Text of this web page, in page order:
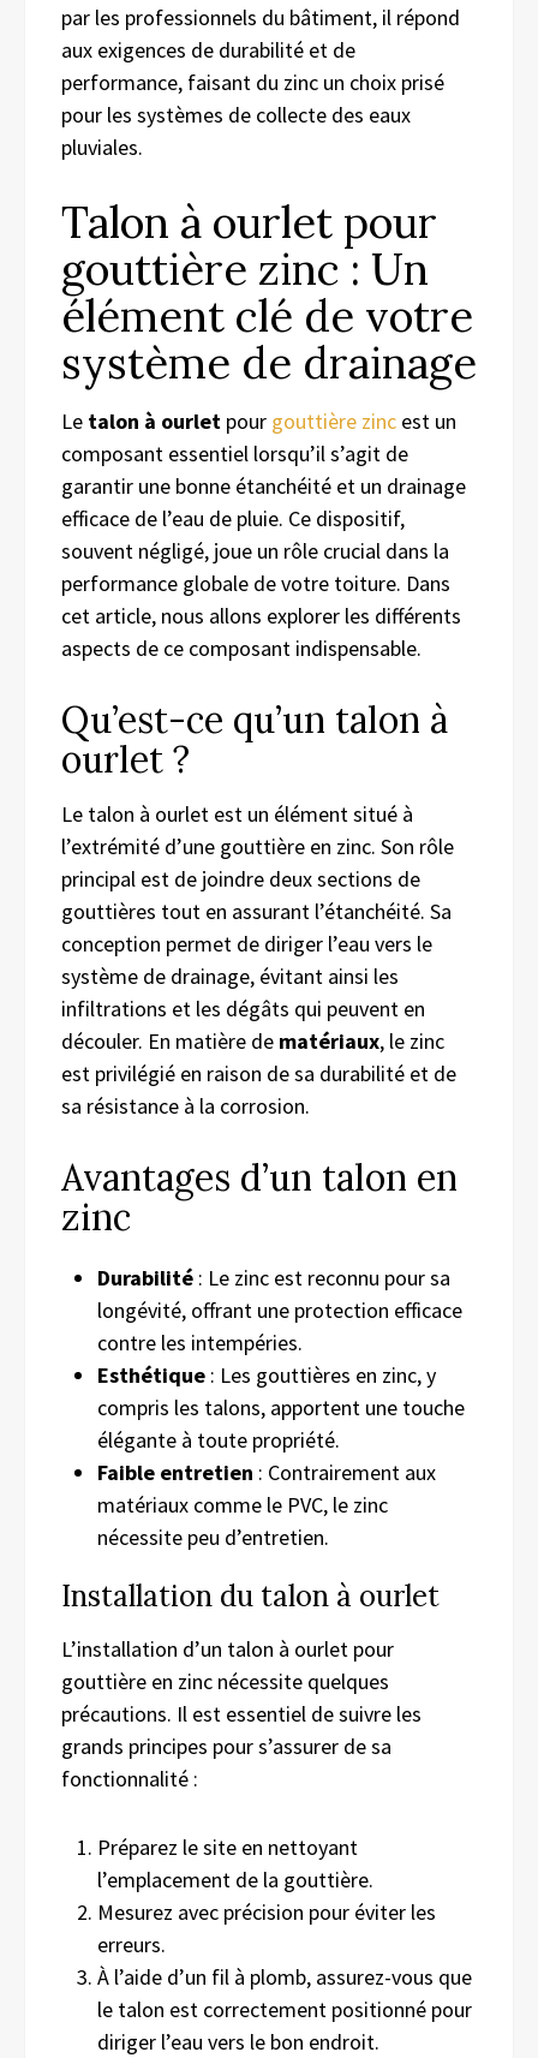
par les professionnels du bâtiment, il répond
aux exigences de durabilité et de
performance, faisant du zinc un choix prisé
pour les systèmes de collecte des eaux
pluviales.
Talon à ourlet pour
gouttière zinc : Un
élément clé de votre
système de drainage
Le talon à ourlet pour gouttière zinc est un
composant essentiel lorsqu’il s’agit de
garantir une bonne étanchéité et un drainage
efficace de l’eau de pluie. Ce dispositif,
souvent négligé, joue un rôle crucial dans la
performance globale de votre toiture. Dans
cet article, nous allons explorer les différents
aspects de ce composant indispensable.
Qu’est-ce qu’un talon à
ourlet ?
Le talon à ourlet est un élément situé à
l’extrémité d’une gouttière en zinc. Son rôle
principal est de joindre deux sections de
gouttières tout en assurant l’étanchéité. Sa
conception permet de diriger l’eau vers le
système de drainage, évitant ainsi les
infiltrations et les dégâts qui peuvent en
découler. En matière de matériaux, le zinc
est privilégié en raison de sa durabilité et de
sa résistance à la corrosion.
Avantages d’un talon en
zinc
Durabilité : Le zinc est reconnu pour sa
longévité, offrant une protection efficace
contre les intempéries.
Esthétique : Les gouttières en zinc, y
compris les talons, apportent une touche
élégante à toute propriété.
Faible entretien : Contrairement aux
matériaux comme le PVC, le zinc
nécessite peu d’entretien.
Installation du talon à ourlet
L’installation d’un talon à ourlet pour
gouttière en zinc nécessite quelques
précautions. Il est essentiel de suivre les
grands principes pour s’assurer de sa
fonctionnalité :
Préparez le site en nettoyant
l’emplacement de la gouttière.
Mesurez avec précision pour éviter les
erreurs.
À l’aide d’un fil à plomb, assurez-vous que
le talon est correctement positionné pour
diriger l’eau vers le bon endroit.